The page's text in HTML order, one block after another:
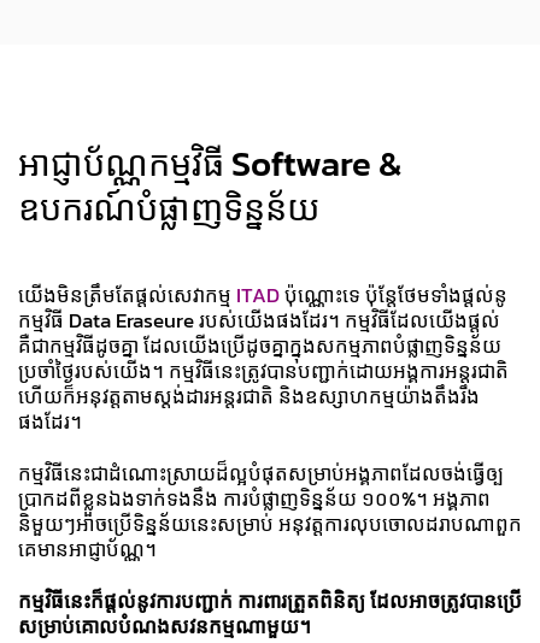
អាជ្ញាប័ណ្ណកម្មវិធី Software &
ឧបករណ៍បំផ្លាញទិន្នន័យ
យើងមិនត្រឹមតែផ្ដល់សេវាកម្ម ITADប៉ុណ្ណោះទេ ប៉ុន្តែថែមទាំងផ្ដល់នូ
កម្មវិធី Data Eraseure របស់យើងផងដែរ។ កម្មវិធីដែលយើងផ្ដល់
គឺជាកម្មវិធីដូចគ្នា ដែលយើងប្រើដូចគ្នាក្នុងសកម្មភាពបំផ្លាញទិន្នន័យ
ប្រចាំថ្ងៃរបស់យើង។ កម្មវិធីនេះត្រូវបានបញ្ជាក់ដោយអង្គការអន្តរជាតិ
ហើយក៏អនុវត្តតាមស្តង់ដារអន្តរជាតិ និងឧស្សាហកម្មយ៉ាងតឹងរឹង
ផងដែរ។
កម្មវិធីនេះជាដំណោះស្រាយដ៏ល្អបំផុតសម្រាប់អង្គភាពដែលចង់ធ្វើឲ្ប
ប្រាកដពីខ្លួនឯងទាក់ទងនឹង ការបំផ្លាញទិន្នន័យ ១០០%។ អង្គភាព
និមួយៗអាចប្រើទិន្នន័យនេះសម្រាប់​​ អនុវត្តការលុបចោលដរាបណាពួក
គេមានអាជ្ញាប័ណ្ណ។
កម្មវិធីនេះក៏ផ្ដល់នូវការបញ្ជាក់ ការពារត្រួតពិនិត្យ ដែលអាចត្រូវបានប្រើ
សម្រាប់គោលបំណងសវនកម្មណាមួយ។